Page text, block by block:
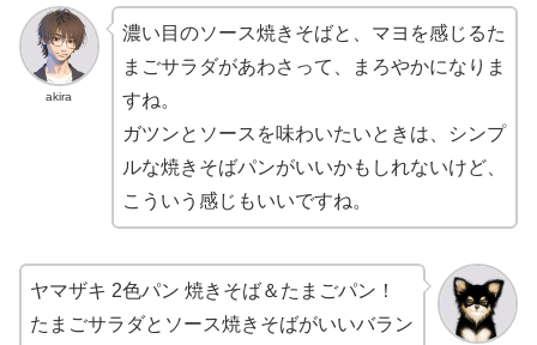
akira
濃い目のソース焼きそばと、マヨを感じるた
まごサラダがあわさって、まろやかになりま
すね。
ガツンとソースを味わいたいときは、シンプ
ルな焼きそばパンがいいかもしれないけど、
こういう感じもいいですね。
ヤマザキ 2色パン 焼きそば＆たまごパン！
たまごサラダとソース焼きそばがいいバラン